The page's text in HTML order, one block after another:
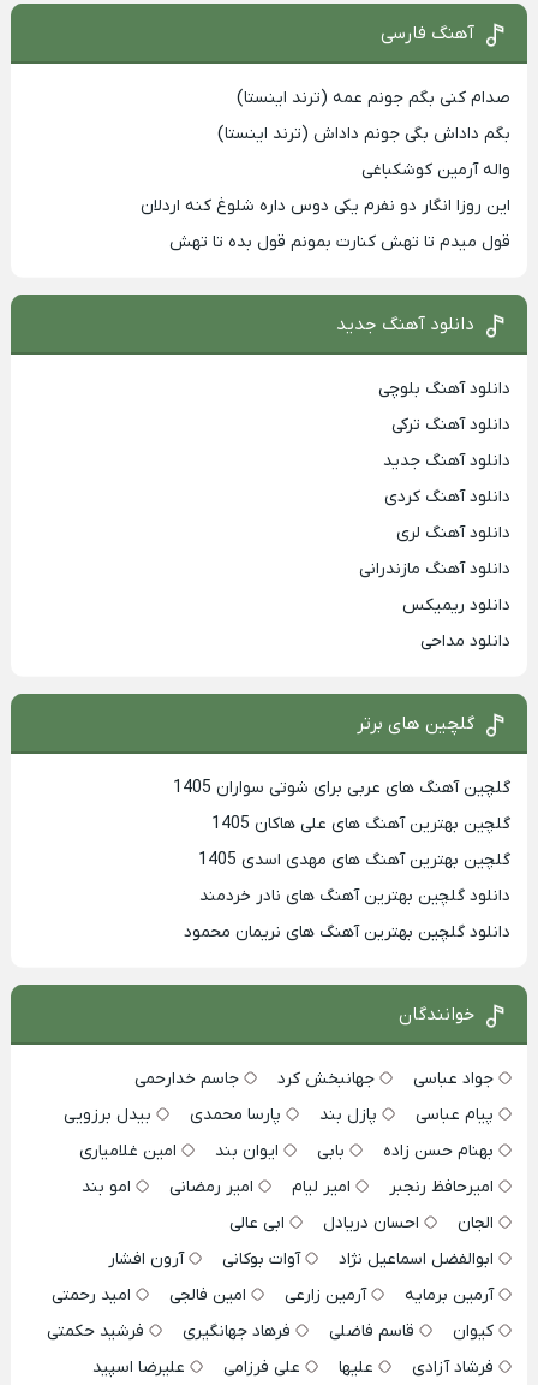
آهنگ فارسی
صدام کنی بگم جونم عمه (ترند اینستا)
بگم داداش بگی جونم داداش (ترند اینستا)
واله آرمین کوشکباغی
این روزا انگار دو نفرم یکی دوس داره شلوغ کنه اردلان
قول میدم تا تهش کنارت بمونم قول بده تا تهش
دانلود آهنگ جدید
دانلود آهنگ بلوچی
دانلود آهنگ ترکی
دانلود آهنگ جدید
دانلود آهنگ کردی
دانلود آهنگ لری
دانلود آهنگ مازندرانی
دانلود ریمیکس
دانلود مداحی
گلچین های برتر
گلچین آهنگ های عربی برای شوتی سواران 1405
گلچین بهترين آهنگ های علی هاکان 1405
گلچین بهترین آهنگ های مهدی اسدی 1405
دانلود گلچین بهترین آهنگ های نادر خردمند
دانلود گلچین بهترین آهنگ های نریمان محمود
خوانندگان
جواد عباسی جهانبخش کرد
جاسم خدارحمی
پیام عباسی
پازل بند پارسا محمدی
بیدل برزویی
بهنام حسن زاده
بابی ایوان بند
امین غلامیاری
امیرحافظ رنجبر
امیر لیام امیر رمضانی
امو بند
الجان
احسان دریادل
ابی عالی
ابوالفضل اسماعیل نژاد
آوات بوکانی
آرون افشار
آرمین برمایه
آرمین زارعی امین فالجی
امید رحمتی
کیوان
قاسم فاضلی فرهاد جهانگیری
فرشید حکمتی
فرشاد آزادی
علیها علی فرزامی
علیرضا اسپید